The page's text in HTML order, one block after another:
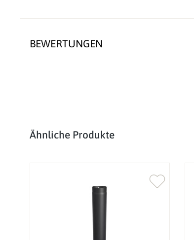
BEWERTUNGEN
Produktgalerie überspringen
Ähnliche Produkte